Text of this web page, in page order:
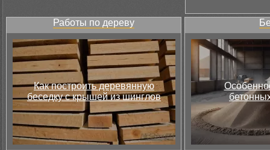
Работы по дереву
Как построить деревянную
беседку с крышей из шинглов